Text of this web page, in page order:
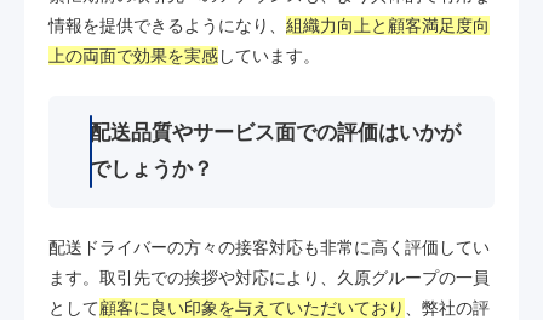
情報を提供できるようになり、 組織力向上と顧客満足度向
上の両面で効果を実感しています。
配送品質やサービス面での評価はいかが
でしょうか？
配送ドライバーの方々の接客対応も非常に高く評価してい
ます。取引先での挨拶や対応により、久原グループの一員
として顧客に良い印象を与えていただいており 、弊社の評